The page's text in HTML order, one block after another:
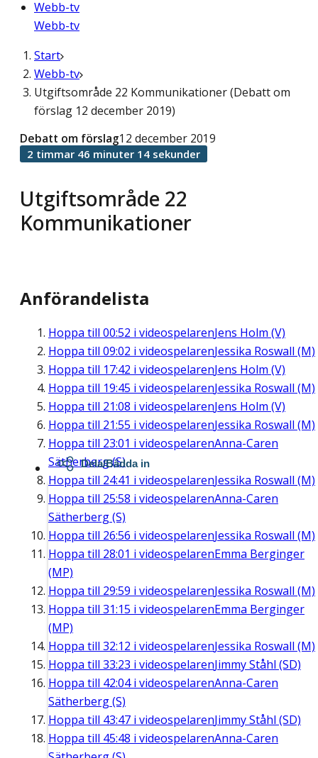
Webb-tv
Webb-tv
Start
Webb-tv
Utgiftsområde 22 Kommunikationer (Debatt om
förslag 12 december 2019)
Utgiftsområde 22
Kommunikationer
Debatt om förslag12 december 2019
2 timmar 46 minuter 14 sekunder
Anförandelista
Hoppa till 00:52 i videospelarenJens Holm (V)
Hoppa till 09:02 i videospelarenJessika Roswall (M)
Hoppa till 17:42 i videospelarenJens Holm (V)
Hoppa till 19:45 i videospelarenJessika Roswall (M)
Hoppa till 21:08 i videospelarenJens Holm (V)
Hoppa till 21:55 i videospelarenJessika Roswall (M)
Hoppa till 23:01 i videospelarenAnna-Caren
Sätherberg (S)
Hoppa till 24:41 i videospelarenJessika Roswall (M)
Hoppa till 25:58 i videospelarenAnna-Caren
Sätherberg (S)
Hoppa till 26:56 i videospelarenJessika Roswall (M)
Hoppa till 28:01 i videospelarenEmma Berginger
(MP)
Hoppa till 29:59 i videospelarenJessika Roswall (M)
Hoppa till 31:15 i videospelarenEmma Berginger
(MP)
Hoppa till 32:12 i videospelarenJessika Roswall (M)
Hoppa till 33:23 i videospelarenJimmy Ståhl (SD)
Hoppa till 42:04i videospelarenAnna-Caren
Sätherberg (S)
Hoppa till 43:47 i videospelarenJimmy Ståhl (SD)
Hoppa till 45:48 i videospelarenAnna-Caren
Dela/Bädda in